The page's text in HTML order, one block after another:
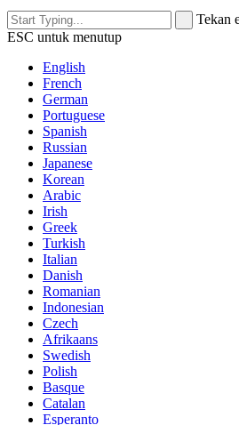
Tekan
ESC untuk menutup
English
French
German
Portuguese
Spanish
Russian
Japanese
Korean
Arabic
Irish
Greek
Turkish
Italian
Danish
Romanian
Indonesian
Czech
Afrikaans
Swedish
Polish
Basque
Catalan
Esperanto